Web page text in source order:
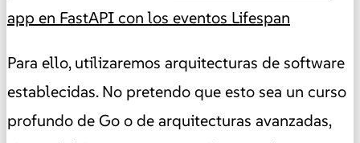
app en FastAPI con los eventos Lifespan
Para ello, utilizaremos arquitecturas de software
establecidas. No pretendo que esto sea un curso
profundo de Go o de arquitecturas avanzadas,